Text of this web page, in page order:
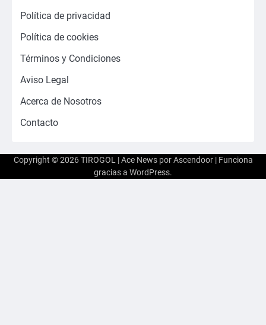
Política de privacidad
Política de cookies
Términos y Condiciones
Aviso Legal
Acerca de Nosotros
Contacto
Copyright © 2026TIROGOL| Ace News porAscendoor| Funciona
gracias a WordPress.